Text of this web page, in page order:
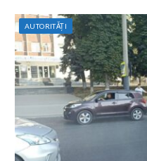
AUTORITĂȚI